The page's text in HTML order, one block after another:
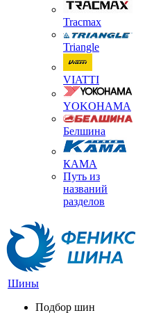
Tracmax
Triangle
VIATTI
YOKOHAMA
Белшина
КАМА
Путь из
названий
разделов
Шины
Подбор шин